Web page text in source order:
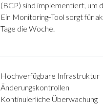
(BCP) sind implementiert, um
Ein Monitoring‑Tool sorgt für
Tage die Woche.
Hochverfügbare Infrastruktur
Änderungs­kontrollen
Kontinuierliche Überwachung